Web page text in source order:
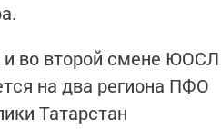
и во второй смене ЮОСЛ
на два региона ПФО
Татарстан